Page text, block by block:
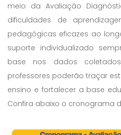
meio da Avaliação
dificuldades de
pedagógicas eficazes ao
suporte individualizado
base nos dados
professores poderão traçar
ensino e fortalecer a base
Confira abaixo o cronograma